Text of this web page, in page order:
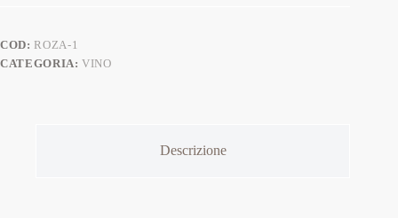
COD: ROZA-1
CATEGORIA:VINO
Descrizione